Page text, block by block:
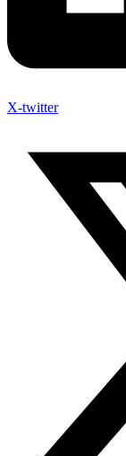
X-twitter